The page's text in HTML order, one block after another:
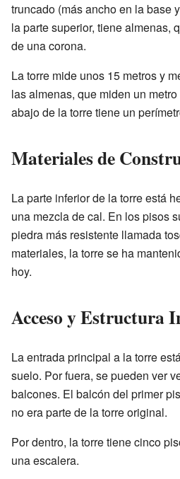
truncado (más ancho en la base
la parte superior, tiene almenas,
de una corona.
La torre mide unos 15 metros y
las almenas, que miden un
abajo de la torre tiene un
Materiales de
La parte inferior de la torre está
una mezcla de cal. En los pisos
piedra más resistente llamada
materiales, la torre se ha
hoy.
Acceso y Estructura
La entrada principal a la torre
suelo. Por fuera, se pueden ver
balcones. El balcón del primer
no era parte de la torre original.
Por dentro, la torre tiene cinco
una escalera.